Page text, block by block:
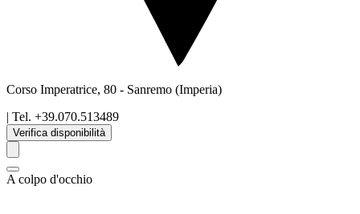
Corso Imperatrice, 80 - Sanremo (Imperia)
| Tel. +39.070.513489
Verifica disponibilità
A colpo d'occhio